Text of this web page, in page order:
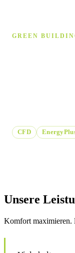
GREEN
CFD
Unsere
Komfort maximieren.